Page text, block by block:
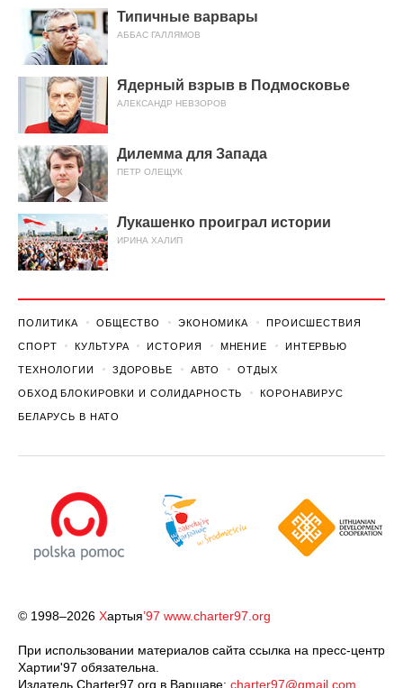
Типичные варвары
АББАС ГАЛЛЯМОВ
Ядерный взрыв в Подмосковье
АЛЕКСАНДР НЕВЗОРОВ
Дилемма для Запада
ПЕТР ОЛЕЩУК
Лукашенко проиграл истории
ИРИНА ХАЛИП
ПОЛИТИКА ОБЩЕСТВО ЭКОНОМИКА ПРОИСШЕСТВИЯ
СПОРТ КУЛЬТУРА ИСТОРИЯ МНЕНИЕ ИНТЕРВЬЮ
ТЕХНОЛОГИИ ЗДОРОВЬЕ АВТО ОТДЫХ
ОБХОД БЛОКИРОВКИ И СОЛИДАРНОСТЬ КОРОНАВИРУС
БЕЛАРУСЬ В НАТО
© 1998–2026 Хартыя’97 www.charter97.org
При использовании материалов сайта ссылка на пресс-центр
Хартии'97 обязательна.
Издатель Charter97.org в Варшаве: charter97@gmail.com